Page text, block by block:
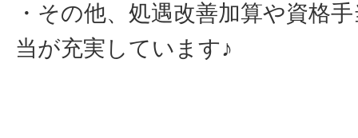
・その他、処遇改善加算や資格
当が充実しています♪